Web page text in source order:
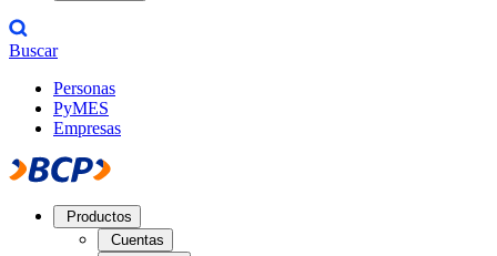
Buscar
Personas
PyMES
Empresas
Productos
Cuentas